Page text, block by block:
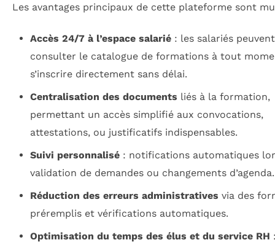
Les avantages principaux de cette plateforme sont
Accès 24/7 à l’espace salarié: les salariés peuvent
consulter le catalogue de formations à tout
s’inscrire directement sans délai.
Centralisation des documents liés à la formation,
permettant un accès simplifié aux convocations,
attestations, ou justificatifs indispensables.
Suivi personnalisé: notifications automatiques
validation de demandes ou changements d’agenda.
Réduction des erreurs administratives via des
préremplis et vérifications automatiques.
Optimisation du temps des élus et du service RH